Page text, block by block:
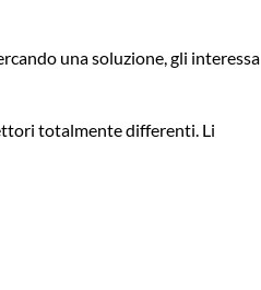
una soluzione, gli interessa
totalmente differenti. Li